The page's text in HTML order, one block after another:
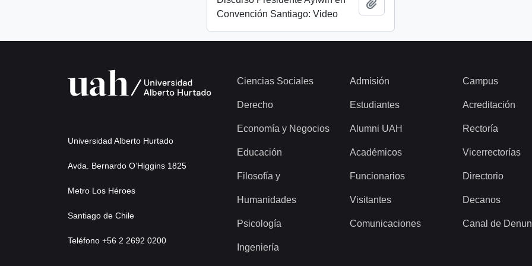
Convención Santiago: Video
Universidad Alberto Hurtado
Avda. Bernardo O’Higgins 1825
Metro Los Héroes
Santiago de Chile
Teléfono +56 2 2692 0200
Ciencias Sociales
Derecho
Economía y Negocios
Educación
Filosofía y
Humanidades
Psicología
Ingeniería
Admisión
Estudiantes
Alumni UAH
Académicos
Funcionarios
Visitantes
Comunicaciones
Campus
Acreditación
Rectoría
Vicerrectorías
Directorio
Decanos
Canal de